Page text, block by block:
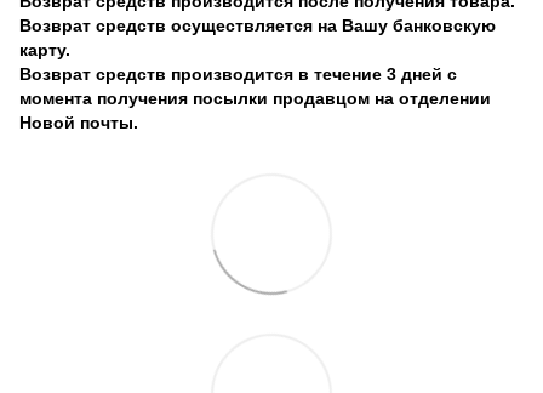
Возврат средств осуществляется на Вашу банковскую
карту.
Возврат средств производится в течение 3 дней с
момента получения посылки продавцом на отделении
Новой почты.